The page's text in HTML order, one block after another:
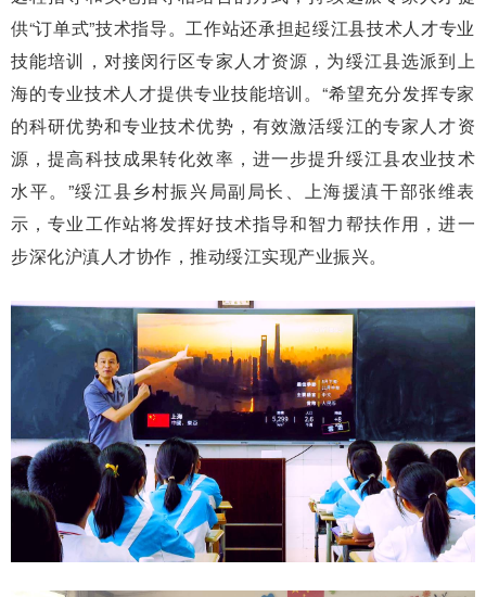
供“订单式”技术指导。工作站还承担起绥江县技术人才专业
技能培训，对接闵行区专家人才资源，为绥江县选派到上
海的专业技术人才提供专业技能培训。“希望充分发挥专家
的科研优势和专业技术优势，有效激活绥江的专家人才资
源，提高科技成果转化效率，进一步提升绥江县农业技术
水平。”绥江县乡村振兴局副局长、上海援滇干部张维表
示，专业工作站将发挥好技术指导和智力帮扶作用，进一
步深化沪滇人才协作，推动绥江实现产业振兴。